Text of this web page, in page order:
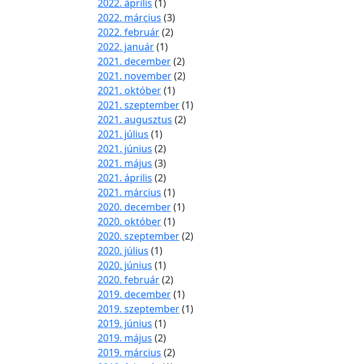
2022. április (1)
2022. március (3)
2022. február(2)
2022. január(1)
2021. december(2)
2021. november(2)
2021. október(1)
2021. szeptember(1)
2021. augusztus (2)
2021. július (1)
2021. június (2)
2021. május (3)
2021. április (2)
2021. március (1)
2020. december(1)
2020. október(1)
2020. szeptember(2)
2020. július (1)
2020. június (1)
2020. február(2)
2019. december(1)
2019. szeptember(1)
2019. június (1)
2019. május (2)
2019. március (2)